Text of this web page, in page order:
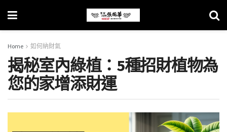
Home 如何納財氣
揭秘室內綠植：5種招財植物為
您的家增添財運